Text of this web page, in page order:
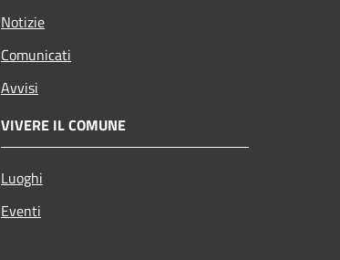
Notizie
Comunicati
Avvisi
VIVERE IL COMUNE
Luoghi
Eventi